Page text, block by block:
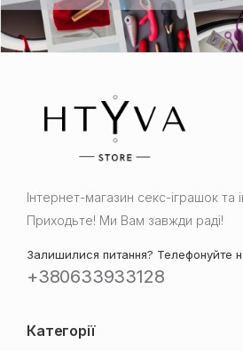
Інтернет-магазин cекс-іграшок та
Приходьте! Ми Вам завжди раді!
Залишилися питання? Телефонуйте
+380633933128
Категорії